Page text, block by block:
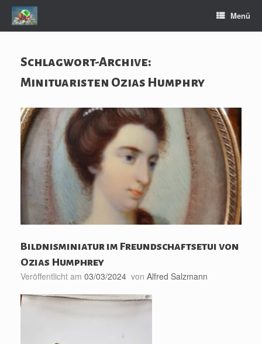
Zum
Inhalt
springen
Menü
Schlagwort-Archive:
Minituaristen Ozias Humphry
Bildnisminiatur im Freundschaftsetui von
Ozias Humphrey
Veröffentlicht am 03/03/2024 von Alfred Salzmann